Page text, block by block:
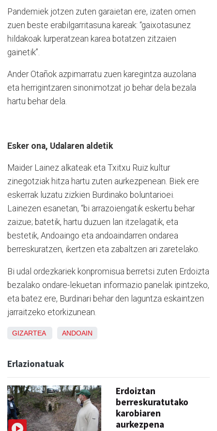
Pandemiek jotzen zuten garaietan ere, izaten omen
zuen beste erabilgarritasuna kareak: “gaixotasunez
hildakoak lurperatzean karea botatzen zitzaien
gainetik”.
Ander Otañok azpimarratu zuen karegintza auzolana
eta herrigintzaren sinonimotzat jo behar dela bezala
hartu behar dela.
Esker ona, Udalaren aldetik
Maider Lainez alkateak eta Txitxu Ruiz kultur
zinegotziak hitza hartu zuten aurkezpenean. Biek ere
eskerrak luzatu zizkien Burdinako boluntarioei.
Lainezen esanetan, “bi arrazoiengatik eskertu behar
zaizue; batetik, hartu duzuen lan itzelagatik, eta
bestetik, Andoaingo eta andoaindarren ondarea
berreskuratzen, ikertzen eta zabaltzen ari zaretelako.
Bi udal ordezkariek konpromisua berretsi zuten Erdoizta
bezalako ondare-lekuetan informazio panelak ipintzeko,
eta batez ere, Burdinari behar den laguntza eskaintzen
jarraitzeko etorkizunean.
GIZARTEA ANDOAIN
Erlazionatuak
Erdoiztan
berreskuratutako
karobiaren
aurkezpena